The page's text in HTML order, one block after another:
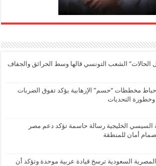
الشعب التونسي قالها وسط الحرائق والجفاف
إحباط مخططات “حسم” الإرهابية يؤكد تفوق الضربات
وخطورة التحديات
السيسي الخليجية رسالة حاسمة تؤكد دعم مصر
أمان للمنطقة
السعودية ترسخ قيادة عربية موحدة وتؤكد أن